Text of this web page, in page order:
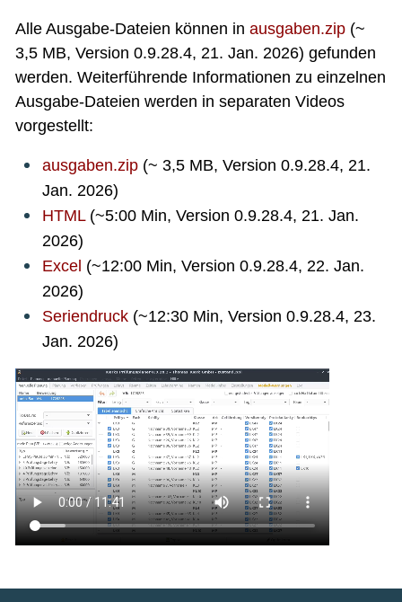
Alle Ausgabe-Dateien können in ausgaben.zip (~
3,5 MB, Version 0.9.28.4, 21. Jan. 2026) gefunden
werden. Weiterführende Informationen zu einzelnen
Ausgabe-Dateien werden in separaten Videos
vorgestellt:
ausgaben.zip (~ 3,5 MB, Version 0.9.28.4, 21.
Jan. 2026)
HTML(~5:00 Min, Version 0.9.28.4, 21. Jan.
2026)
Excel (~12:00 Min, Version 0.9.28.4, 22. Jan.
2026)
Seriendruck (~12:30 Min, Version 0.9.28.4, 23.
Jan. 2026)